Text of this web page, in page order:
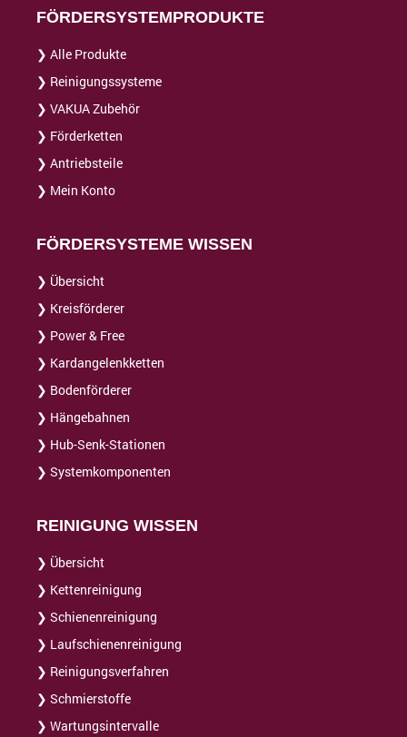
FÖRDERSYSTEMPRODUKTE
❯ Alle Produkte
❯ Reinigungssysteme
❯ VAKUA Zubehör
❯ Förderketten
❯ Antriebsteile
❯ Mein Konto
FÖRDERSYSTEME WISSEN
❯ Übersicht
❯ Kreisförderer
❯ Power & Free
❯ Kardangelenkketten
❯ Bodenförderer
❯ Hängebahnen
❯ Hub-Senk-Stationen
❯ Systemkomponenten
REINIGUNG WISSEN
❯ Übersicht
❯ Kettenreinigung
❯ Schienenreinigung
❯ Laufschienenreinigung
❯ Reinigungsverfahren
❯ Schmierstoffe
❯ Wartungsintervalle